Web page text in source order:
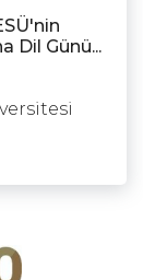
Dil Günü...